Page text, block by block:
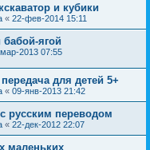
и кубики
« 22-фев-2014 15:11
ягой
2013 07:55
для детей 5+
« 09-янв-2013 21:42
русским переводом
« 22-дек-2012 22:07
маленьких